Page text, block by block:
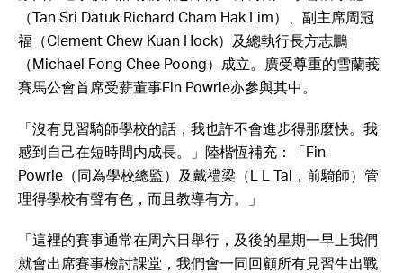
（Tan Sri Datuk Richard Cham Hak Lim）、副主席周冠
福（Clement Chew Kuan Hock）及總執行長方志鵬
（Michael Fong Chee Poong）成立。廣受尊重的雪蘭莪
賽馬公會首席受薪董事Fin Powrie亦參與其中。
「沒有見習騎師學校的話，我也許不會進步得那麼快。我
感到自己在短時間内成長。」陸楷恆補充：「Fin
Powrie（同為學校總監）及戴禮梁（L L Tai，前騎師）管
理得學校有聲有色，而且教導有方。」
「這裡的賽事通常在周六日舉行，及後的星期一早上我們
就會出席賽事檢討課堂，我們會一同回顧所有見習生出戰